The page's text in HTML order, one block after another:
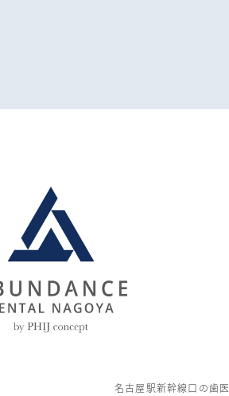
名古屋駅新幹線口の⻭